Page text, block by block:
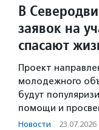
В
заявок на
спасают
Проект
молодежного
будут
помощи и
Новости · 23.07.2026